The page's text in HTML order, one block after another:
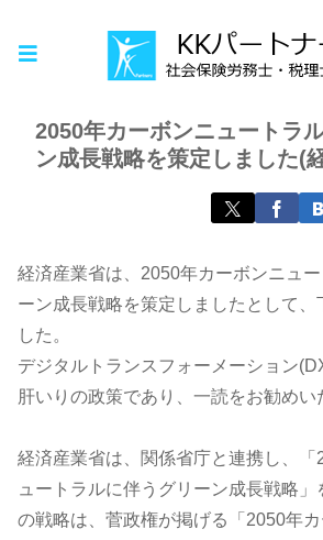
お知らせ
2050年カーボンニュートラ
ン成長戦略を策定しました(
経済産業省は、2050年カーボンニュ
ーン成長戦略を策定しましたとして、
した。
デジタルトランスフォーメーション
肝いりの政策であり、一読をお勧めい
経済産業省は、関係省庁と連携し、「
ュートラルに伴うグリーン成長戦略」
の戦略は、菅政権が掲げる「2050年